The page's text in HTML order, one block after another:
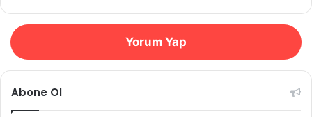
Yorum Yap
Abone Ol